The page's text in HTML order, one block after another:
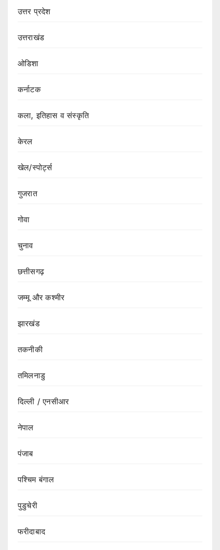
उत्तर प्रदेश
उत्तराखंड
ओडिशा
कर्नाटक
कला, इतिहास व संस्कृति
केरल
खेल/स्पोर्ट्स
गुजरात
गोवा
चुनाव
छत्तीसगढ़
जम्मू और कश्मीर
झारखंड
तकनीकी
तमिलनाडु
दिल्ली / एनसीआर
नेपाल
पंजाब
पश्चिम बंगाल
पुडुचेरी
फरीदाबाद